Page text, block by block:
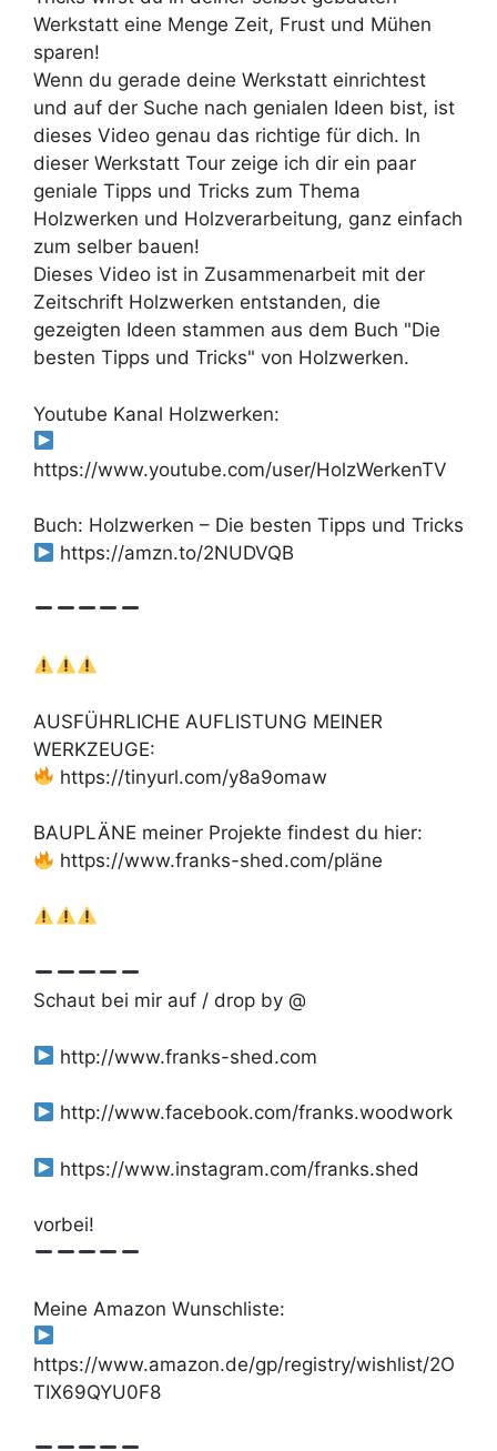
Werkstatt eine Menge Zeit, Frust und Mühen
sparen!
Wenn du gerade deine Werkstatt einrichtest
und auf der Suche nach genialen Ideen bist, ist
dieses Video genau das richtige für dich. In
dieser Werkstatt Tour zeige ich dir ein paar
geniale Tipps und Tricks zum Thema
Holzwerken und Holzverarbeitung, ganz einfach
zum selber bauen!
Dieses Video ist in Zusammenarbeit mit der
Zeitschrift Holzwerken entstanden, die
gezeigten Ideen stammen aus dem Buch "Die
besten Tipps und Tricks" von Holzwerken.
Youtube Kanal Holzwerken:
https://www.youtube.com/user/HolzWerkenTV
Buch: Holzwerken – Die besten Tipps und Tricks
https://amzn.to/2NUDVQB
AUSFÜHRLICHE AUFLISTUNG MEINER
WERKZEUGE:
https://tinyurl.com/y8a9omaw
BAUPLÄNE meiner Projekte findest du hier:
https://www.franks-shed.com/pläne
Schaut bei mir auf / drop by @
http://www.franks-shed.com
http://www.facebook.com/franks.woodwork
https://www.instagram.com/franks.shed
vorbei!
Meine Amazon Wunschliste:
https://www.amazon.de/gp/registry/wishlist/2O
TIX69QYU0F8